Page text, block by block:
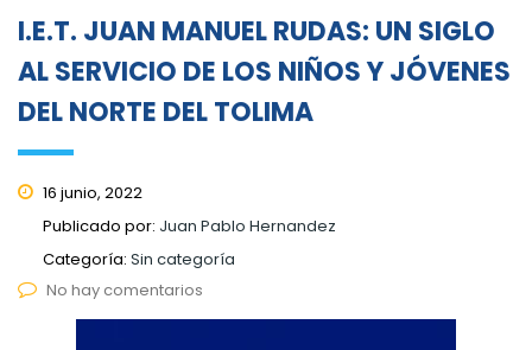
I.E.T. JUAN MANUEL RUDAS: UN SIGLO
AL SERVICIO DE LOS NIÑOS Y JÓVENES
DEL NORTE DEL TOLIMA
16 junio, 2022
Publicado por: Juan Pablo Hernandez
Categoría: Sin categoría
No hay comentarios